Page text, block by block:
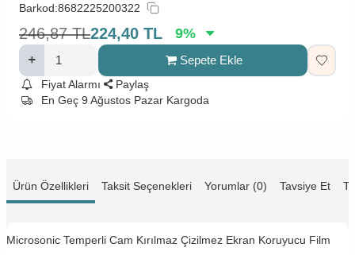
Barkod:8682225200322
246,87 TL224,40 TL 9%
Sepete Ekle
Fiyat Alarmı
Paylaş
En Geç 9 Ağustos Pazar Kargoda
Ürün Özellikleri Taksit Seçenekleri Yorumlar (0) Tavsiye Et
Microsonic Temperli Cam Kırılmaz Çizilmez Ekran Koruyucu Film